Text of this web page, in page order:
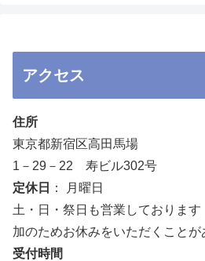
アクセス
住所
東京都新宿区高田馬場
1－29－22 寿ビル302号
定休日
： 月曜日
土・日・祭日も営業しておりま
加のためお休みをいただくことが
受付時間